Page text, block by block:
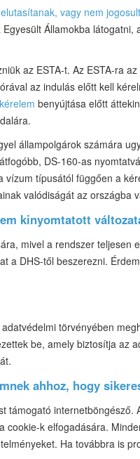
elutasítanak, vagy nem
Államokba
az ESTA-t. Az ESTA-ra
az indulás előtt kell
benyújtása előtt
állampolgárok számára
DS-160-as
típusától függően a
valódiságát az országba
kinyomtatott
mivel a rendszer
a DHS-től beszerezni.
törvényében
be, amely biztosítja az
ahhoz, hogy
támogató
cookie-k elfogadására.
Ha továbbra is